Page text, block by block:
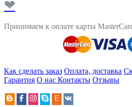
❤
Принимаем к оплате карты
Как сделать заказ Оплата, доставка
Гарантия О нас Контакты Отзывы